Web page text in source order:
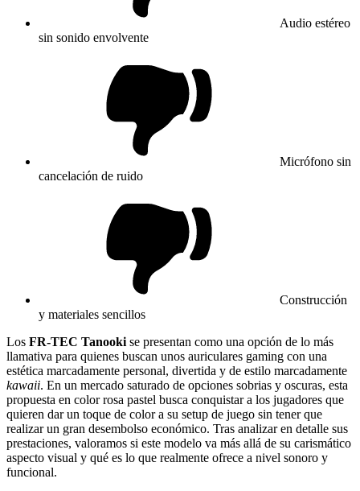
Audio estéreo
sin sonido envolvente
Micrófono sin
cancelación de ruido
Construcción
y materiales sencillos
Los FR-TEC Tanooki se presentan como una opción de lo más
llamativa para quienes buscan unos auriculares gaming con una
estética marcadamente personal, divertida y de estilo marcadamente
kawaii. En un mercado saturado de opciones sobrias y oscuras, esta
propuesta en color rosa pastel busca conquistar a los jugadores que
quieren dar un toque de color a su setup de juego sin tener que
realizar un gran desembolso económico. Tras analizar en detalle sus
prestaciones, valoramos si este modelo va más allá de su carismático
aspecto visual y qué es lo que realmente ofrece a nivel sonoro y
funcional.